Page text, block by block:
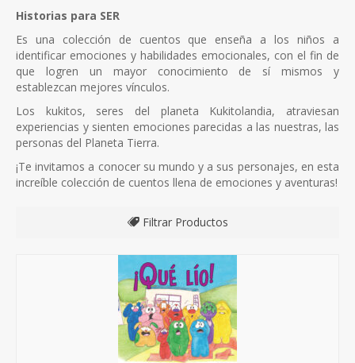
Historias para SER
Es una colección de cuentos que enseña a los niños a
identificar emociones y habilidades emocionales, con el fin de
que logren un mayor conocimiento de sí mismos y
establezcan mejores vínculos.
Los kukitos, seres del planeta Kukitolandia, atraviesan
experiencias y sienten emociones parecidas a las nuestras, las
personas del Planeta Tierra.
¡Te invitamos a conocer su mundo y a sus personajes, en esta
increíble colección de cuentos llena de emociones y aventuras!
Filtrar Productos